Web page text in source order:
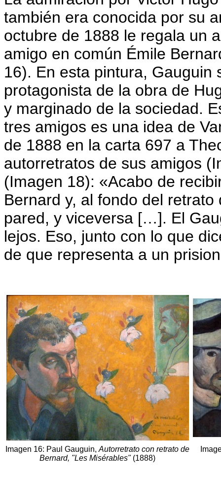
también era conocida por su
octubre de 1888 le regala un
amigo en común Émile
16). En esta pintura, Gauguin
protagonista de la obra de
y marginado de la sociedad.
tres amigos es una idea de
de 1888 en la carta 697 a
autorretratos de sus amigos
(Imagen 18): «Acabo de
Bernard y, al fondo del
pared, y viceversa […]. El
lejos. Eso, junto con lo que
de que representa a un
Imagen 16: Paul Gauguin, Autorretrato con retrato de
Bernard, "Les Misérables"(1888)